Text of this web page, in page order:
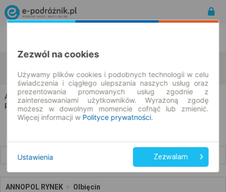
09.08.2026 | -- : --
Annopol → Olbięcin
Rozkład jazdy i bilety
ANNOPOL RYNEK Olbięcin
Zezwól na cookies
Używamy plików cookies i podobnych technologii w celu
świadczenia i ciągłego ulepszania naszych usług oraz
prezentowania promowanych usług zgodnie z
zainteresowaniami użytkowników. Wyrażoną zgodę
możesz w dowolnym momencie cofnąć lub zmienić.
Więcej informacji w Polityce prywatności.
Ustawienia Zezwalam